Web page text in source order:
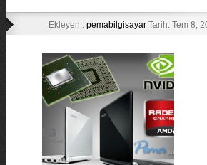
Ekleyen : pemabilgisayarTarih: Tem 8,